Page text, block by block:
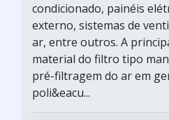
condicionado, painéis
externo, sistemas de
ar, entre outros. A
material do filtro tipo
pré-filtragem do ar em
poli&eacu...